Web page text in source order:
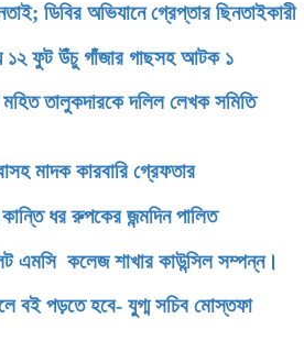
ডিবির অভিযানে গ্রেপ্তার ছিনতাইকারী
১২ ফুট উঁচু গাঁজার গাছসহ আটক ১
তালুকদারকে দলিল লেখক সমিতি
মাদক কারবারি গ্রেফতার
ধর রুপকের জন্মদিন পালিত
এমসি কলেজ শাখার কাউন্সিল সম্পন্ন।
বই পড়তে হবে- যু্গ্ম সচিব মোস্তফা